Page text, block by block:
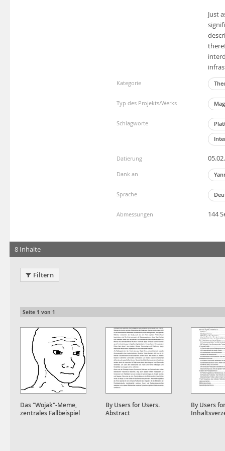
Just
Kategorie
Typ des Projekts/Werks
Schlagworte
Datierung
Dank an
Sprache
Abmessungen 144
8 Inhalte
Filtern
Seite 1 von 1
Das "Wojak"-Meme,
zentrales Fallbeispiel
By Users for Users.
Abstract
By Users